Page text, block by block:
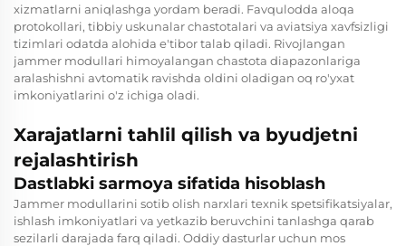
xizmatlarni aniqlashga yordam beradi. Favqulodda aloqa
protokollari, tibbiy uskunalar chastotalari va aviatsiya xavfsizligi
tizimlari odatda alohida e'tibor talab qiladi. Rivojlangan
jammer modullari himoyalangan chastota diapazonlariga
aralashishni avtomatik ravishda oldini oladigan oq ro'yxat
imkoniyatlarini o'z ichiga oladi.
Xarajatlarni tahlil qilish va byudjetni
rejalashtirish
Dastlabki sarmoya sifatida hisoblash
Jammer modullarini sotib olish narxlari texnik spetsifikatsiyalar,
ishlash imkoniyatlari va yetkazib beruvchini tanlashga qarab
sezilarli darajada farq qiladi. Oddiy dasturlar uchun mos